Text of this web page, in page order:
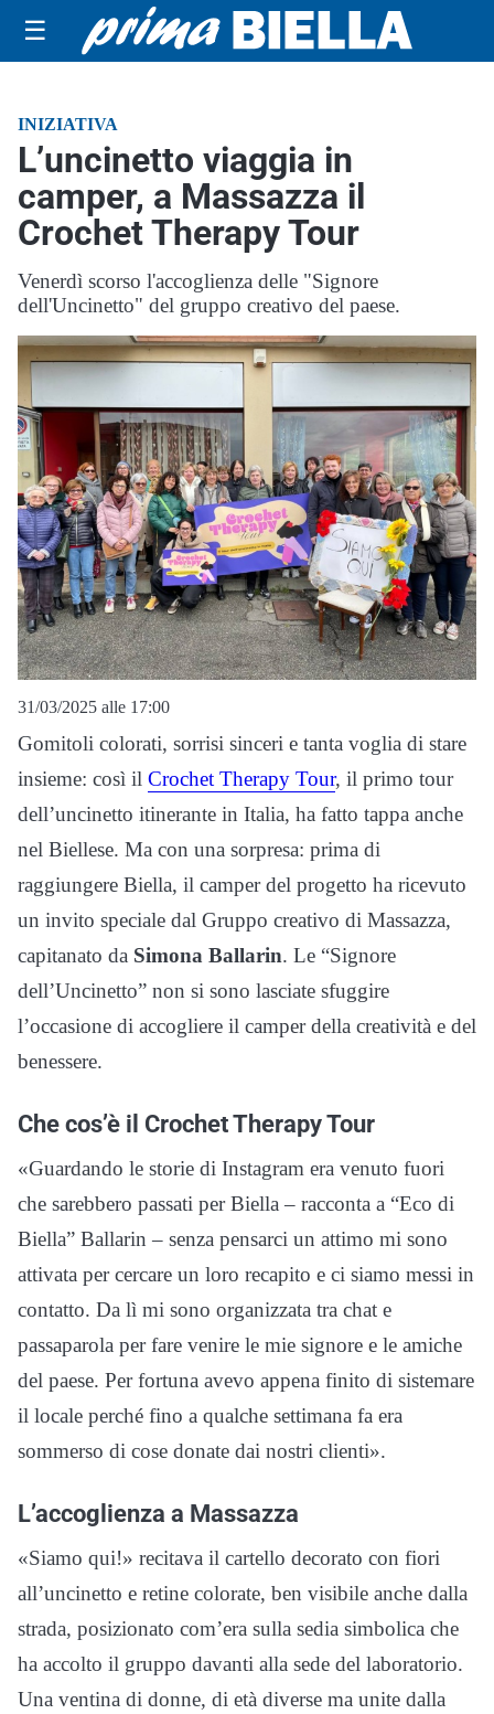
☰
INIZIATIVA
L’uncinetto viaggia in
camper, a Massazza il
Crochet Therapy Tour
Venerdì scorso l'accoglienza delle "Signore
dell'Uncinetto" del gruppo creativo del paese.
31/03/2025 alle 17:00
Gomitoli colorati, sorrisi sinceri e tanta voglia di stare
insieme: così il Crochet Therapy Tour, il primo tour
dell’uncinetto itinerante in Italia, ha fatto tappa anche
nel Biellese. Ma con una sorpresa: prima di
raggiungere Biella, il camper del progetto ha ricevuto
un invito speciale dal Gruppo creativo di Massazza,
capitanato da Simona Ballarin. Le “Signore
dell’Uncinetto” non si sono lasciate sfuggire
l’occasione di accogliere il camper della creatività e del
benessere.
Che cos’è il Crochet Therapy Tour
«Guardando le storie di Instagram era venuto fuori
che sarebbero passati per Biella – racconta a “Eco di
Biella” Ballarin – senza pensarci un attimo mi sono
attivata per cercare un loro recapito e ci siamo messi in
contatto. Da lì mi sono organizzata tra chat e
passaparola per fare venire le mie signore e le amiche
del paese. Per fortuna avevo appena finito di sistemare
il locale perché fino a qualche settimana fa era
sommerso di cose donate dai nostri clienti».
L’accoglienza a Massazza
«Siamo qui!» recitava il cartello decorato con fiori
all’uncinetto e retine colorate, ben visibile anche dalla
strada, posizionato com’era sulla sedia simbolica che
ha accolto il gruppo davanti alla sede del laboratorio.
Una ventina di donne, di età diverse ma unite dalla